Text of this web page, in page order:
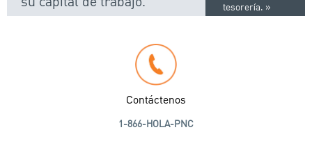
tesorería.
Contáctenos
1-866-HOLA-PNC